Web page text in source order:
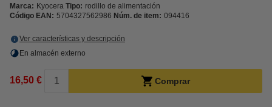
Marca: Kyocera Tipo: rodillo de alimentación
Código EAN: 5704327562986 Núm. de item: 094416
Ver características y descripción
En almacén externo
16,50 € Comprar